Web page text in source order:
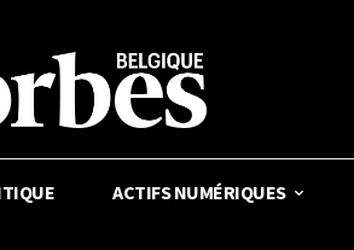
ACTIFS NUMÉRIQUES